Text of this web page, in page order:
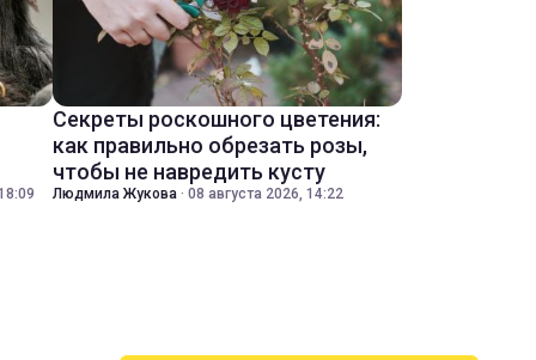
Секреты роскошного цветения:
как правильно обрезать розы,
чтобы не навредить кусту
Людмила Жукова · 08 августа 2026, 14:22